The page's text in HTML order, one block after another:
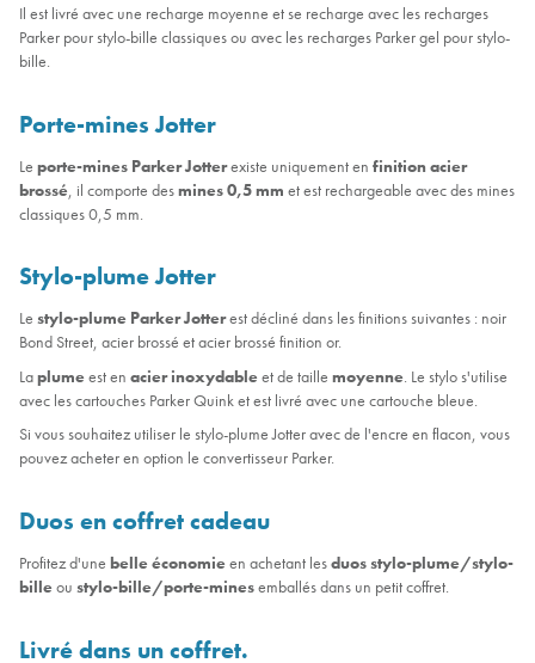
Il est livré avec une recharge moyenne et se recharge avec les recharges
Parker pour stylo-bille classiques ou avec les recharges Parker gel pour stylo-
bille.
Porte-mines Jotter
Le porte-mines Parker Jotterexiste uniquement en finition acier
brossé, il comporte desmines 0,5 mm et est rechargeable avec des mines
classiques 0,5 mm.
Stylo-plume Jotter
Le stylo-plume Parker Jotterest décliné dans les finitions suivantes : noir
Bond Street, acier brossé et acier brossé finition or.
Laplumeest en acier inoxydableet de taille moyenne. Le stylo s'utilise
avec les cartouches Parker Quink et est livré avec une cartouche bleue.
Si vous souhaitez utiliser le stylo-plume Jotter avec de l'encre en flacon, vous
pouvez acheter en option le convertisseur Parker.
Duos en coffret cadeau
Profitez d'une belle économieen achetant lesduos stylo-plume/stylo-
billeou stylo-bille/porte-minesemballés dans un petit coffret.
Livré dans un coffret.